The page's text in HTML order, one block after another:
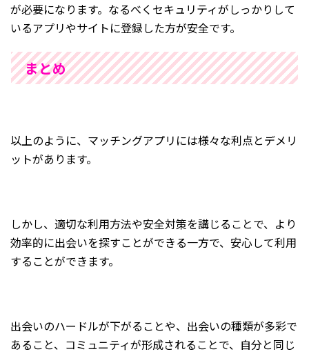
が必要になります。なるべくセキュリティがしっかりして
いるアプリやサイトに登録した方が安全です。
まとめ
以上のように、マッチングアプリには様々な利点とデメリ
ットがあります。
しかし、適切な利用方法や安全対策を講じることで、より
効率的に出会いを探すことができる一方で、安心して利用
することができます。
出会いのハードルが下がることや、出会いの種類が多彩で
あること、コミュニティが形成されることで、自分と同じ